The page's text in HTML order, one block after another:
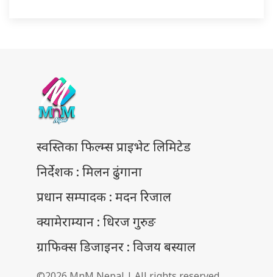
स्वस्तिका फिल्म्स प्राइभेट लिमिटेड
निर्देशक : मिलन ढुंगाना
प्रधान सम्पादक : मदन रिजाल
क्यामेराम्यान : धिरज गुरुङ
ग्राफिक्स डिजाइनर : विजय बस्याल